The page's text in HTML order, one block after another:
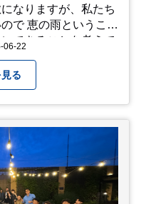
なりますが、私たち
で 恵の雨というこば
できることを考えて
家には代々10年以上
のメダカの池にはト
たり、変な虫が いた
べてしまうのでほん
ンボに かえるところ
が、途中までかえり
した。 秋にはたくさ
、自然の中で成虫に
なと 実感しました。
06-22
る